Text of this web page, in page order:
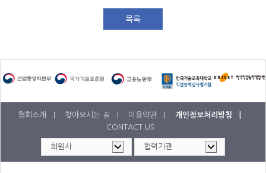
목록
협회소개 | 찾아오시는 길 | 이용약관 |
개인정보처리방침 |
CONTACT US